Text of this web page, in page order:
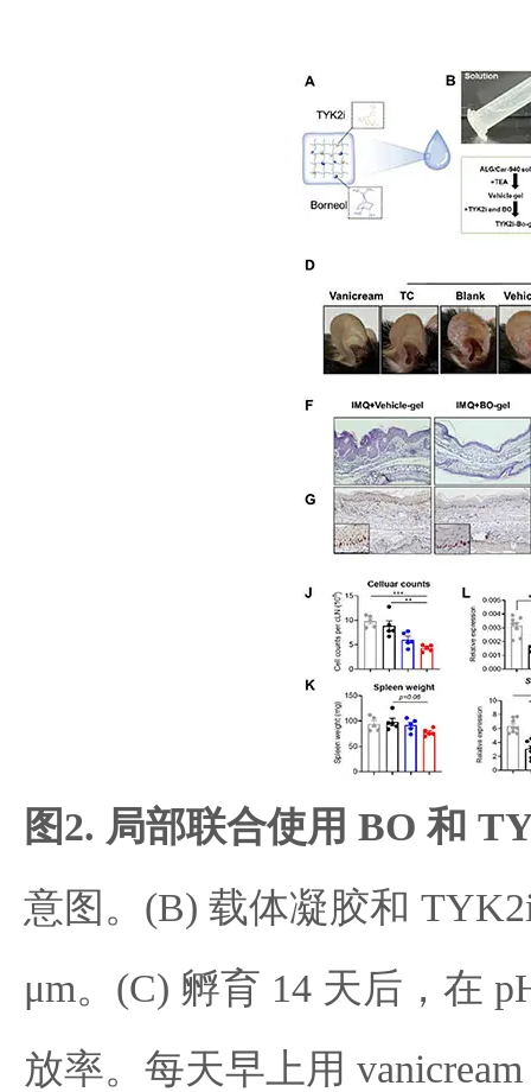
图2. 局部联合使用 BO 和
意图。(B) 载体凝胶和
μm。(C) 孵育 14 天后，在
放率。每天早上用